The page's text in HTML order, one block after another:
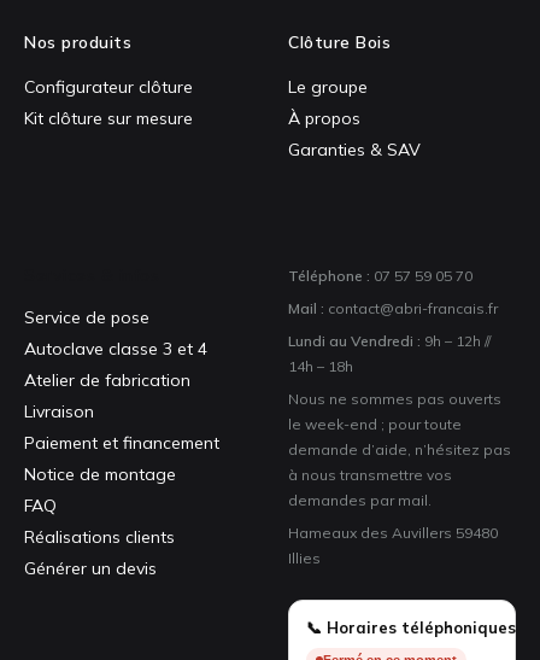
Nos produits
Configurateur clôture
Kit clôture sur mesure
Clôture Bois
Le groupe
À propos
Garanties & SAV
Service de pose
Autoclave classe 3 et 4
Atelier de fabrication
Livraison
Paiement et financement
Notice de montage
FAQ
Réalisations clients
Générer un devis
Téléphone : 07 57 59 05 70
Mail : contact@abri-francais.fr
Lundi au Vendredi : 9h – 12h //
14h – 18h
Nous ne sommes pas ouverts
le week-end ; pour toute
demande d’aide, n’hésitez pas
à nous transmettre vos
demandes par mail.
Hameaux des Auvillers 59480
Illies
📞 Horaires téléphoniques